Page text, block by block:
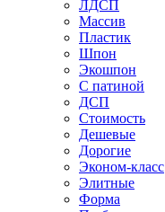
ЛДСП
Массив
Пластик
Шпон
Экошпон
С патиной
ДСП
Стоимость
Дешевые
Дорогие
Эконом-класс
Элитные
Форма